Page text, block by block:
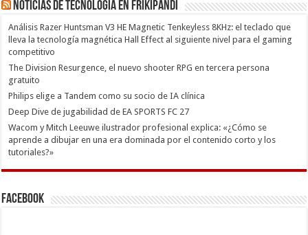
Noticias de Tecnología en Frikipandi
Análisis Razer Huntsman V3 HE Magnetic Tenkeyless 8KHz: el teclado que
lleva la tecnología magnética Hall Effect al siguiente nivel para el gaming
competitivo
The Division Resurgence, el nuevo shooter RPG en tercera persona
gratuito
Philips elige a Tandem como su socio de IA clínica
Deep Dive de jugabilidad de EA SPORTS FC 27
Wacom y Mitch Leeuwe ilustrador profesional explica: «¿Cómo se
aprende a dibujar en una era dominada por el contenido corto y los
tutoriales?»
Facebook